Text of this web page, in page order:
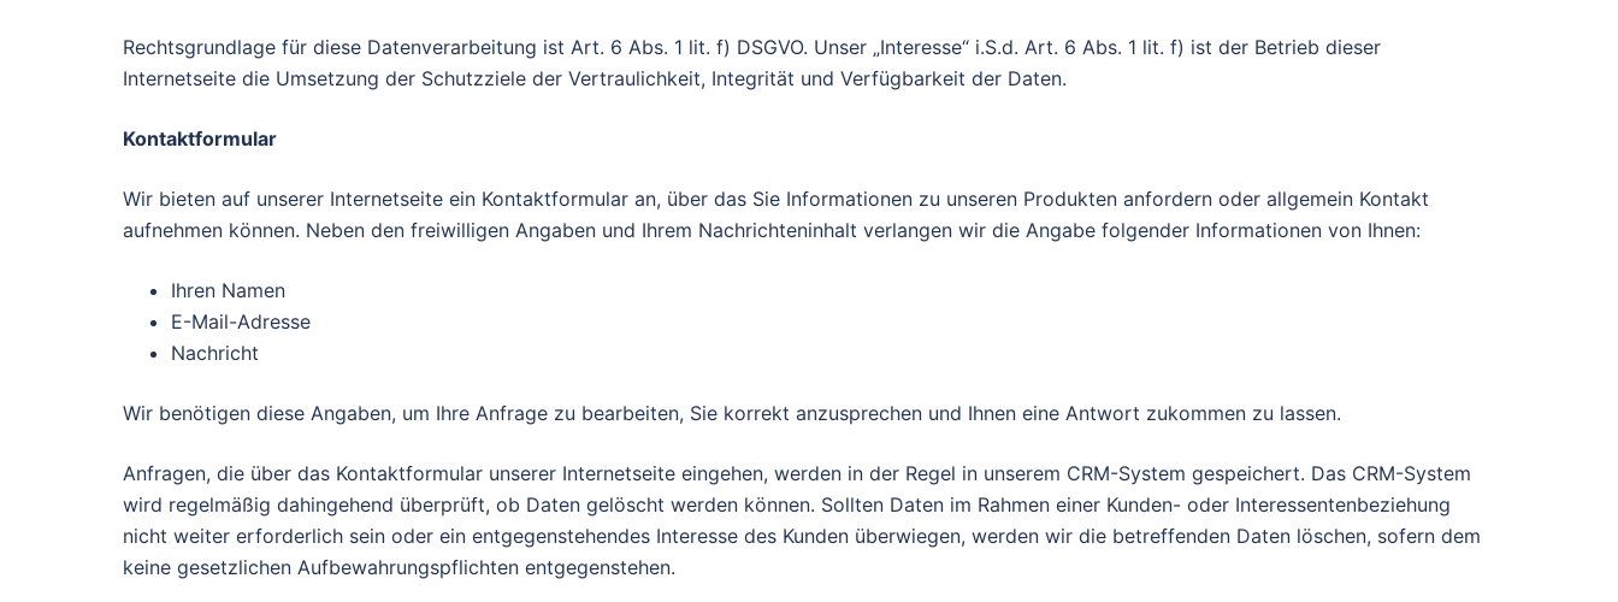
Rechtsgrundlage für diese Datenverarbeitung ist Art. 6 Abs. 1 lit. f) DSGVO. Unser „Interesse“ i.S.d. Art. 6 Abs. 1 lit. f) ist der Betrieb dieser
Internetseite die Umsetzung der Schutzziele der Vertraulichkeit, Integrität und Verfügbarkeit der Daten.
Kontaktformular
Wir bieten auf unserer Internetseite ein Kontaktformular an, über das Sie Informationen zu unseren Produkten anfordern oder allgemein Kontakt
aufnehmen können. Neben den freiwilligen Angaben und Ihrem Nachrichteninhalt verlangen wir die Angabe folgender Informationen von Ihnen:
Ihren Namen
E-Mail-Adresse
Nachricht
Wir benötigen diese Angaben, um Ihre Anfrage zu bearbeiten, Sie korrekt anzusprechen und Ihnen eine Antwort zukommen zu lassen.
Anfragen, die über das Kontaktformular unserer Internetseite eingehen, werden in der Regel in unserem CRM-System gespeichert. Das CRM-System
wird regelmäßig dahingehend überprüft, ob Daten gelöscht werden können. Sollten Daten im Rahmen einer Kunden- oder Interessentenbeziehung
nicht weiter erforderlich sein oder ein entgegenstehendes Interesse des Kunden überwiegen, werden wir die betreffenden Daten löschen, sofern dem
keine gesetzlichen Aufbewahrungspflichten entgegenstehen.